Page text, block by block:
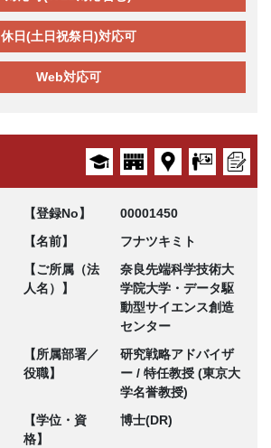
休日(土日祝祭日)対応可
Web対応可
【登録No】
00001450
【名前】
フナツキミト
【ご所属（法
人名）】
奈良先端科学技術大
学院大学・データ駆
動型サイエンス創造
センター
【所属部署／
役職】
研究戦略アドバイザ
ー / 特任教授 (東京大
学名誉教授)
【学位・資
格】
博士(DR)